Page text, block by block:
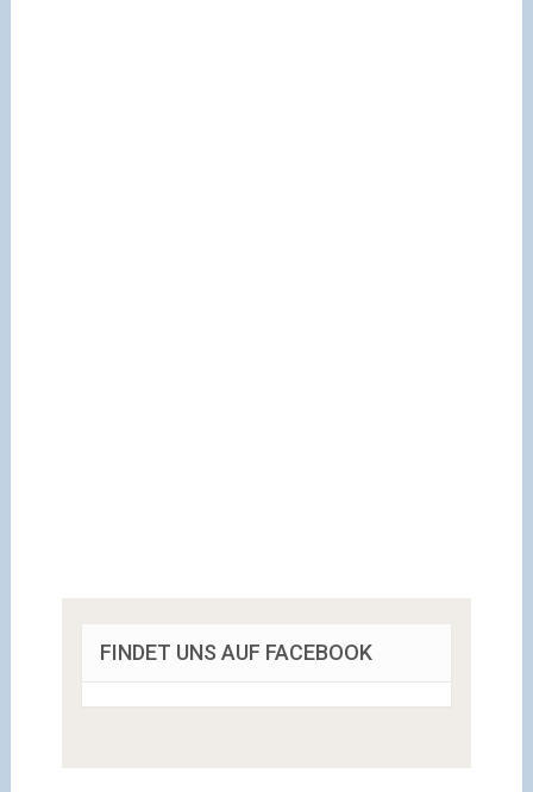
FINDET UNS AUF FACEBOOK